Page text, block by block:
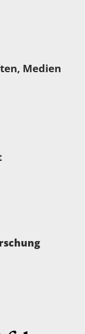
Medien